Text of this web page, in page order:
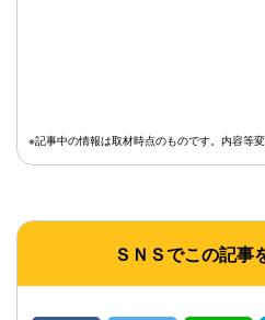
※記事中の情報は取材時点のものです。内容等
ＳＮＳでこの記事